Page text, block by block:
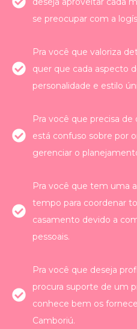
se preocupar com a
Pra você que valoriza
quer que cada aspecto
personalidade e estilo
Pra você que precisa
está confuso sobre por
gerenciar o
Pra você que tem uma
tempo para coordenar
casamento devido a
pessoais.
Pra você que deseja
procura suporte de um
conhece bem os
Camboriú.